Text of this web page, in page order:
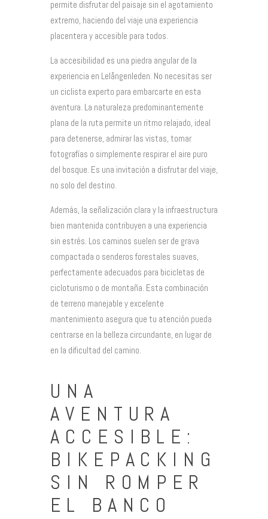
permite disfrutar del paisaje sin el agotamiento
extremo, haciendo del viaje una experiencia
placentera y accesible para todos.
La accesibilidad es una piedra angular de la
experiencia en Lelångenleden. No necesitas ser
un ciclista experto para embarcarte en esta
aventura. La naturaleza predominantemente
plana de la ruta permite un ritmo relajado, ideal
para detenerse, admirar las vistas, tomar
fotografías o simplemente respirar el aire puro
del bosque. Es una invitación a disfrutar del viaje,
no solo del destino.
Además, la señalización clara y la infraestructura
bien mantenida contribuyen a una experiencia
sin estrés. Los caminos suelen ser de grava
compactada o senderos forestales suaves,
perfectamente adecuados para bicicletas de
cicloturismo o de montaña. Esta combinación
de terreno manejable y excelente
mantenimiento asegura que tu atención pueda
centrarse en la belleza circundante, en lugar de
en la dificultad del camino.
UNA
AVENTURA
ACCESIBLE:
BIKEPACKING
SIN ROMPER
EL BANCO